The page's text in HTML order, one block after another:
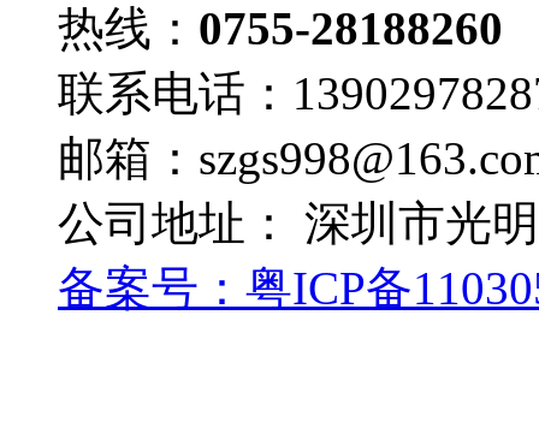
热线： 0755-28188260
联系电话：
邮箱：
公司地址： 深圳市光
备案号： 粤ICP备